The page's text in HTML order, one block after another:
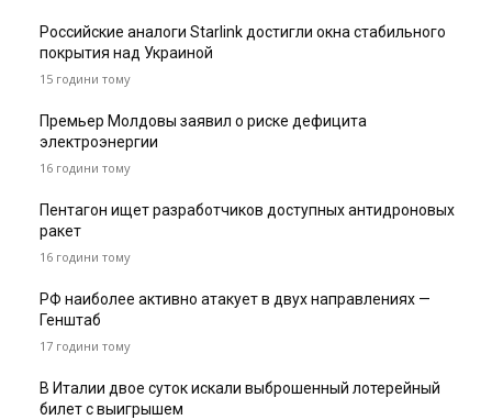
Российские аналоги Starlink достигли окна стабильного
покрытия над Украиной
15 години тому
Премьер Молдовы заявил о риске дефицита
электроэнергии
16 години тому
Пентагон ищет разработчиков доступных антидроновых
ракет
16 години тому
РФ наиболее активно атакует в двух направлениях —
Генштаб
17 години тому
В Италии двое суток искали выброшенный лотерейный
билет с выигрышем